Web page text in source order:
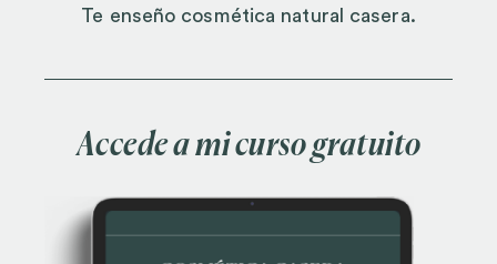
Te enseño cosmética natural casera.
Accede a mi curso gratuito